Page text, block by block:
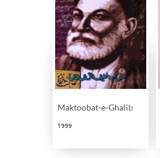
Maktoobat-e-Ghalib
1999